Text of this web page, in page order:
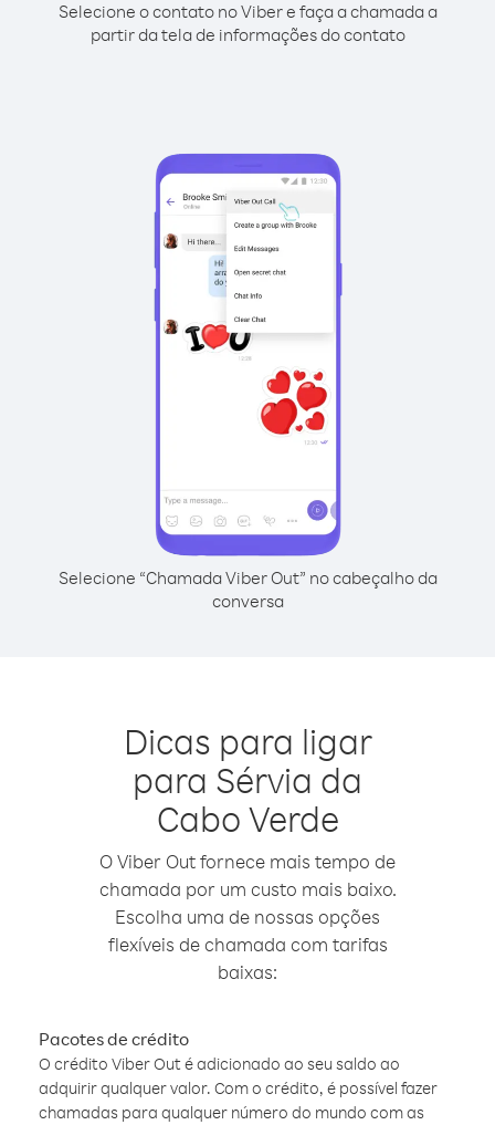
Selecione o contato no Viber e faça a chamada a
partir da tela de informações do contato
Selecione “Chamada Viber Out” no cabeçalho da
conversa
Dicas para ligar
para Sérvia da
Cabo Verde
O Viber Out fornece mais tempo de
chamada por um custo mais baixo.
Escolha uma de nossas opções
flexíveis de chamada com tarifas
baixas:
Pacotes de crédito
O crédito Viber Out é adicionado ao seu saldo ao
adquirir qualquer valor. Com o crédito, é possível fazer
chamadas para qualquer número do mundo com as